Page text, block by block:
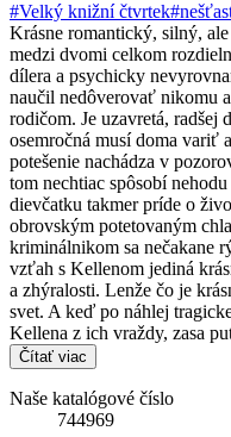
#Velký knižní čtvrtek
Krásne romantický, silný,
medzi dvomi celkom
dílera a psychicky
naučil nedôverovať nikomu
rodičom. Je uzavretá, radšej
osemročná musí doma variť
potešenie nachádza v
tom nechtiac spôsobí
dievčatku takmer príde o
obrovským potetovaným
kriminálnikom sa nečakane
vzťah s Kellenom jediná
a zhýralosti. Lenže čo je
svet. A keď po náhlej
Kellena z ich vraždy, zasa
Čítať viac
Naše katalógové číslo
744969